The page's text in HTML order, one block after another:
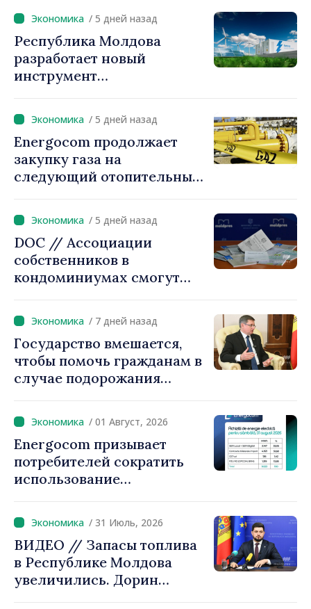
Власти призывают граждан
экономить
электроэнергию
/ 5 дней назад
Республика Молдова
разработает новый
инструмент
для инвестиций в системы
накопления энергии
/ 5 дней назад
Energocom продолжает
закупку газа на
следующий отопительный
/ 5 дней назад
DOC // Ассоциации
собственников в
кондоминиумах смогут
повышение
энергоэффективности
многоквартирных домов
/ 7 дней назад
Государство вмешается,
чтобы помочь гражданам в
случае подорожания
Председатель парламента
Игорь Гросу:
«Правительство
предложит решения, мы не
можем оставить людей
цен»
/ 01 Август, 2026
Energocom призывает
потребителей сократить
использование
/ 31 Июль, 2026
ВИДЕО // Запасы топлива
в Республике Молдова
увеличились. Дорин